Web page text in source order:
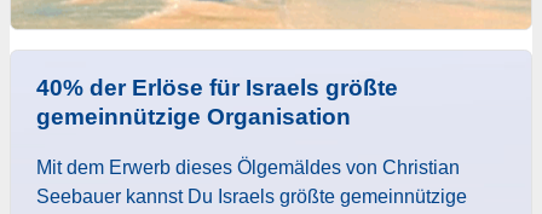
40% der Erlöse für Israels größte
gemeinnützige Organisation
Mit dem Erwerb dieses Ölgemäldes von Christian
Seebauer kannst Du Israels größte gemeinnützige